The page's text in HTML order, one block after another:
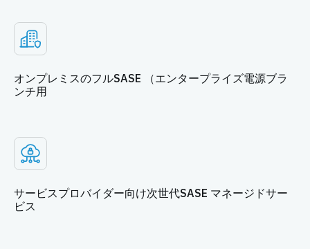
オンプレミスのフルSASE （エンタープライズ電源ブラ
ンチ用
サービスプロバイダー向け次世代SASE マネージドサー
ビス